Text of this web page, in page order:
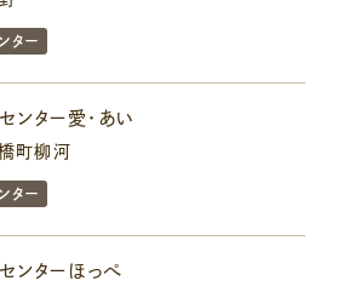
ター
ンター愛・あい
町柳河
ター
ンターほっぺ